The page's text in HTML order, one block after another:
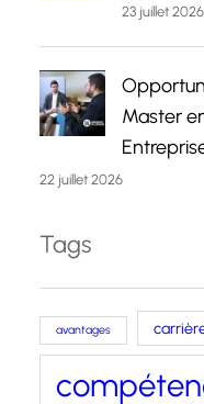
23 juillet 2026
Master
22 juillet 2026
Tags
avantages